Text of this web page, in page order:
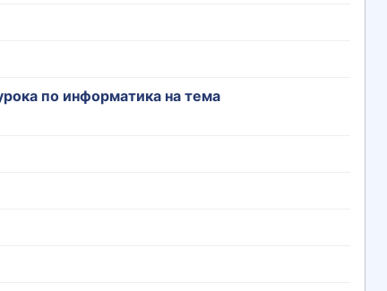
по информатика на тема